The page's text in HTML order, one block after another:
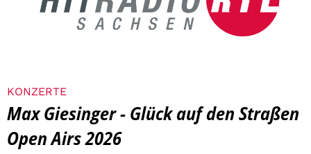
KONZERTE
Max Giesinger - Glück auf den Straßen
Open Airs 2026